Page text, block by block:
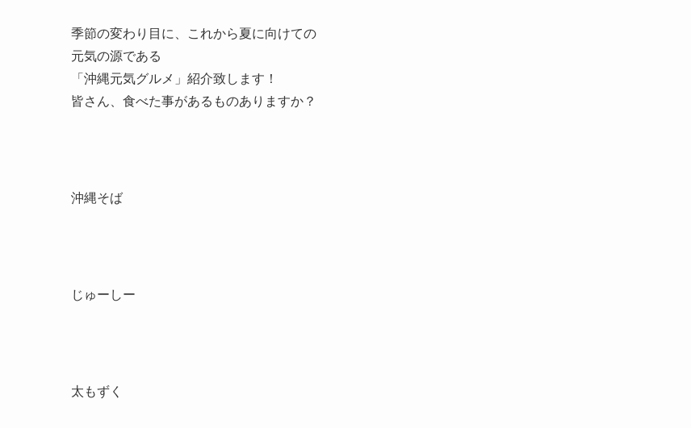
季節の変わり目に、これから夏に向けての
元気の源である
「沖縄元気グルメ」紹介致します！
皆さん、食べた事があるものありますか？
沖縄そば
じゅーしー
太もずく